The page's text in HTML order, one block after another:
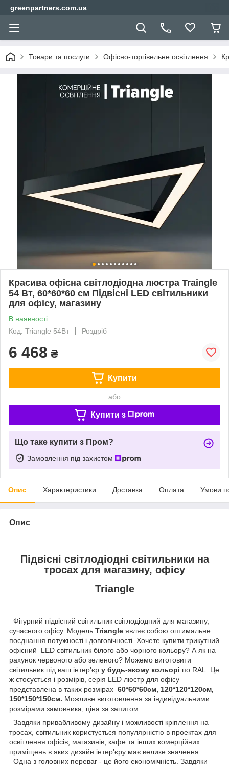
greenpartners.com.ua
Товари та послуги Офісно-торгівельне освітлення
Красива офісна світлодіодна люстра Traingle
54 Вт, 60*60*60 см Підвісні LED світильники
для офісу, магазину
В наявності
Код: Triangle 54Вт
Роздріб
6 468 ₴
Купити
або
Купити з
Що таке купити з Пром?
Замовлення під захистом
Опис Характеристики Доставка Оплата Умови
Опис
Підвісні світлодіодні світильники на
тросах для магазину, офісу
Triangle
Фігурний підвісний світильник світлодіодний для магазину,
сучасного офісу. Модель Triangle являє собою оптимальне
поєднання потужності і довговічності. Хочете купити трикутний
офісний LED світильник білого або чорного кольору? А як на
рахунок червоного або зеленого? Можемо виготовити
світильник під ваш інтер'єр у будь-якому кольорі по RAL. Це
ж стосується і розмірів, серія LED люстр для офісу
представлена в таких розмірах 60*60*60см, 120*120*120см,
150*150*150см. Можливе виготовлення за індивідуальними
розмірами замовника, ціна за запитом.
Завдяки привабливому дизайну і можливості кріплення на
тросах, світильник користується популярністю в проектах для
освітлення офісів, магазинів, кафе та інших комерційних
приміщень в яких дизайн інтер'єру має велике значення.
Одна з головних переваг - це його економічність. Завдяки